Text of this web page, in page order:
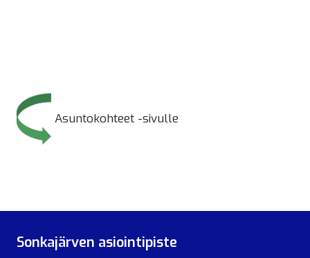
Asuntokohteet -sivulle
Sonkajärven asiointipiste